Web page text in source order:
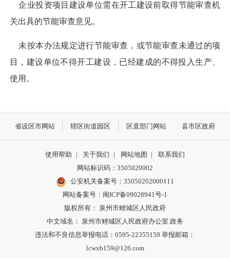
企业投资项目建设单位需在开工建设前取得节能审查机
关出具的节能审查意见。
未按本办法规定进行节能审查，或节能审查未通过的项
目，建设单位不得开工建设，已经建成的不得投入生产、
使用。
省设区市网站 辖区街道园区 区直部门网站 县市区政府
使用帮助 | 关于我们 | 网站地图 |
联系我们
网站标识码：3505020002
公安机关备案号：35050202000111
网站备案号：闽ICP备09028941号-1
版权所有： 泉州市鲤城区人民政府
中文域名： 泉州市鲤城区人民政府办公室.政务
违法和不良信息举报电话：0595-22355159 举报邮箱：
lcwxb159@126.com